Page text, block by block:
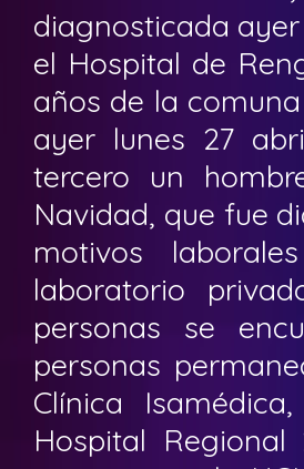
diagnosticada ayer
el Hospital de
años de la
ayer lunes 27
tercero un
Navidad, que fue
motivos
laboratorio
personas se
personas
Clínica
Hospital